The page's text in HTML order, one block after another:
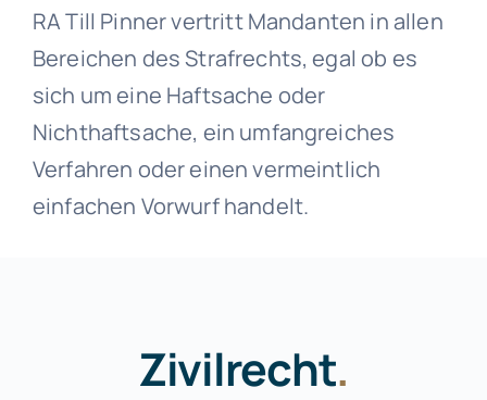
RA Till Pinner vertritt Mandanten in allen
Bereichen des Strafrechts, egal ob es
sich um eine Haftsache oder
Nichthaftsache, ein umfangreiches
Verfahren oder einen vermeintlich
einfachen Vorwurf handelt.
Zivilrecht.